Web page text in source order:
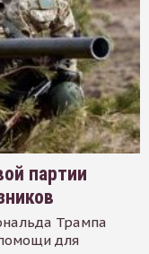
партии
Трампа
для